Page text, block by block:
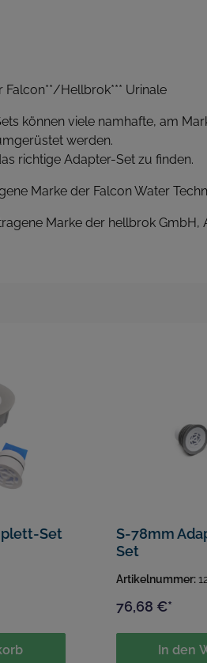
Hellbrok*** Urinale
können viele namhafte, am
werden.
richtige Adapter-Set zu finden.
Marke der Falcon Water
Marke der hellbrok GmbH,
Komplett-Set
S-78mm Adapter
Set
Artikelnummer:
76,68 €*
In den